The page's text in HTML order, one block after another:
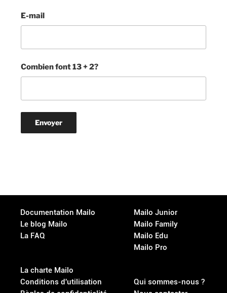
E-mail
Combien font 13 + 2?
Documentation Mailo
Le blog Mailo
La FAQ
La charte Mailo
Conditions d'utilisation
Mailo Junior
Mailo Family
Mailo Edu
Mailo Pro
Qui sommes-nous ?